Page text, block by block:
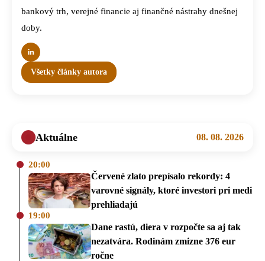
bankový trh, verejné financie aj finančné nástrahy dnešnej
doby.
Všetky články autora
Aktuálne 08. 08. 2026
20:00
Červené zlato prepísalo rekordy: 4
varovné signály, ktoré investori pri medi
prehliadajú
19:00
Dane rastú, diera v rozpočte sa aj tak
nezatvára. Rodinám zmizne 376 eur
ročne